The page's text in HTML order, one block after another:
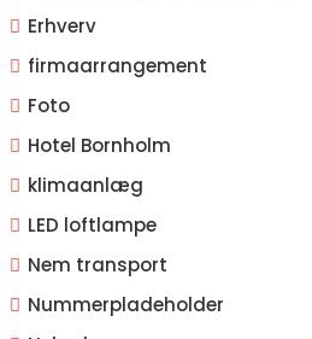
Erhverv
firmaarrangement
Foto
Hotel Bornholm
klimaanlæg
LED loftlampe
Nem transport
Nummerpladeholder